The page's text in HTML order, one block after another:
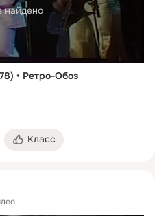
найдено
• Ретро-Обоз
Класс